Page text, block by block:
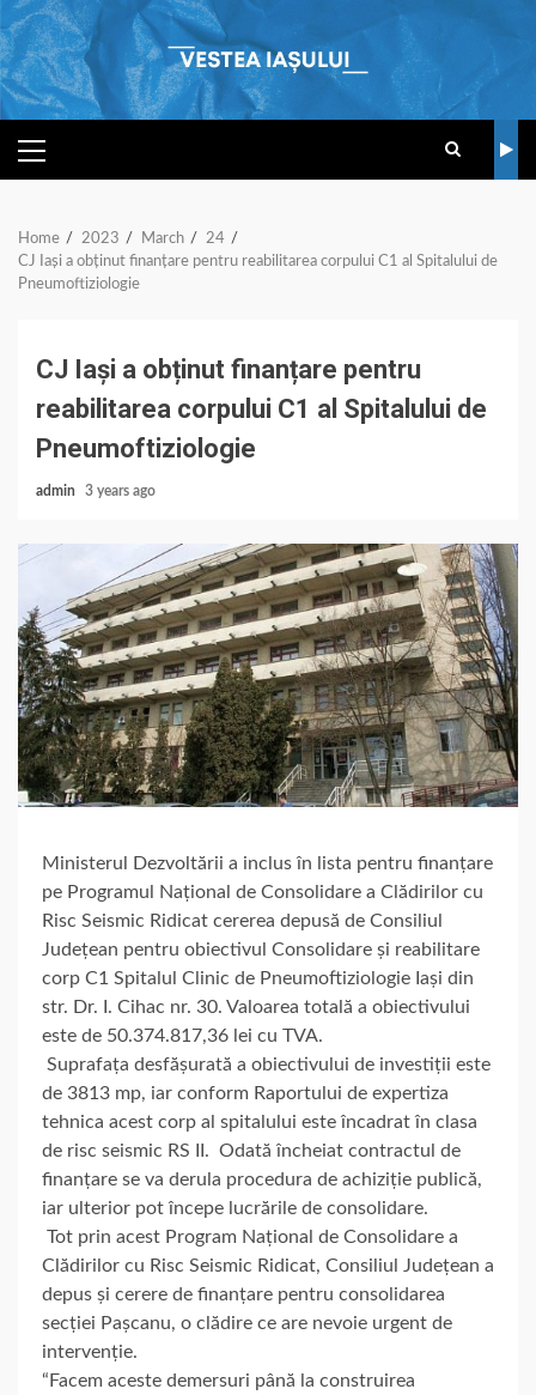
Skip
to
content
PRIMARY
MENU
Home 2023 March
24
CJ Iași a obținut finanțare pentru reabilitarea corpului C1 al Spitalului de
Pneumoftiziologie
CJ Iași a obținut finanțare pentru
reabilitarea corpului C1 al Spitalului de
Pneumoftiziologie
admin 3 years ago
Ministerul Dezvoltării a inclus în lista pentru finanțare
pe Programul Național de Consolidare a Clădirilor cu
Risc Seismic Ridicat cererea depusă de Consiliul
Județean pentru obiectivul Consolidare și reabilitare
corp C1 Spitalul Clinic de Pneumoftiziologie Iași din
str. Dr. I. Cihac nr. 30. Valoarea totală a obiectivului
este de 50.374.817,36 lei cu TVA.
Suprafața desfășurată a obiectivului de investiții este
de 3813 mp, iar conform Raportului de expertiza
tehnica acest corp al spitalului este încadrat în clasa
de risc seismic RS II. Odată încheiat contractul de
finanțare se va derula procedura de achiziție publică,
iar ulterior pot începe lucrările de consolidare.
Tot prin acest Program Național de Consolidare a
Clădirilor cu Risc Seismic Ridicat, Consiliul Județean a
depus și cerere de finanțare pentru consolidarea
secției Pașcanu, o clădire ce are nevoie urgent de
intervenție.
“Facem aceste demersuri până la construirea